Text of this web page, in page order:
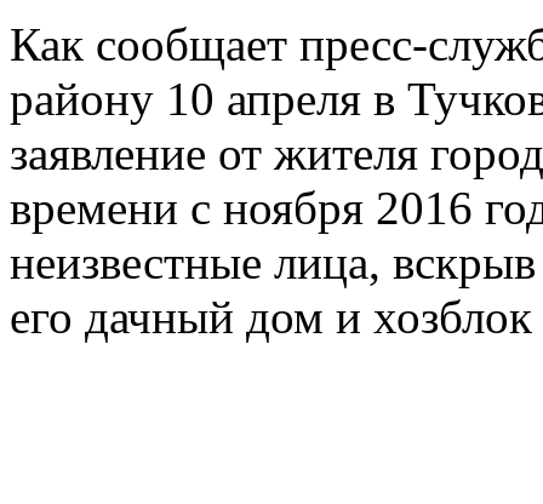
Как сообщает пресс-
району 10 апреля в
заявление от жителя
времени с ноября 2016
неизвестные лица,
его дачный дом и